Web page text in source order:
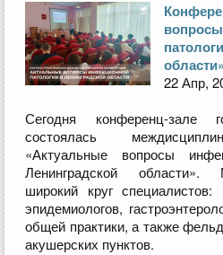
области»
22 Апр,
Сегодня конференц-зале
состоялась
«Актуальные вопросы
Ленинградской области».
широкий круг специалистов:
эпидемиологов,
общей практики, а также
акушерских пунктов.